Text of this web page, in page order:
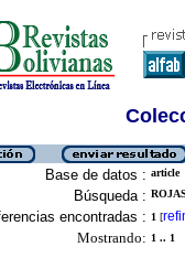
Base de datos : article
Búsqueda :
encontradas : 1 [
Mostrando: 1 .. 1